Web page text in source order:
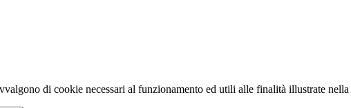
di cookie necessari al funzionamento ed utili alle finalità illustrate nella